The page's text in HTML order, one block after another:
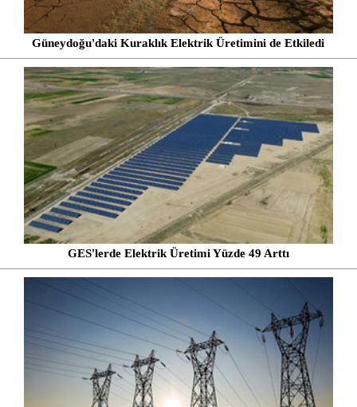
Güneydoğu'daki Kuraklık Elektrik Üretimini de Etkiledi
GES'lerde Elektrik Üretimi Yüzde 49 Arttı